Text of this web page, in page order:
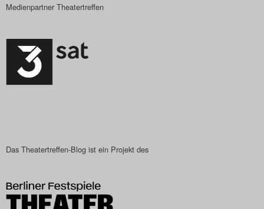
Medienpartner Theatertreffen
Das Theatertreffen-Blog ist ein Projekt des